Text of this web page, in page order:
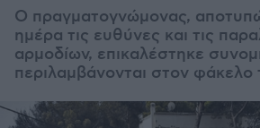
Ο πραγματογνώμονας,
ημέρα τις ευθύνες και τις
αρμοδίων, επικαλέστηκε
περιλαμβάνονται στον φάκελο